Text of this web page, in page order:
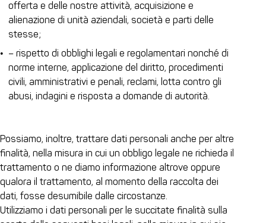
offerta e delle nostre attività, acquisizione e
alienazione di unità aziendali, società e parti delle
stesse;
– rispetto di obblighi legali e regolamentari nonché di
norme interne, applicazione del diritto, procedimenti
civili, amministrativi e penali, reclami, lotta contro gli
abusi, indagini e risposta a domande di autorità.
Possiamo, inoltre, trattare dati personali anche per altre
finalità, nella misura in cui un obbligo legale ne richieda il
trattamento o ne diamo informazione altrove oppure
qualora il trattamento, al momento della raccolta dei
dati, fosse desumibile dalle circostanze.
Utilizziamo i dati personali per le succitate finalità sulla